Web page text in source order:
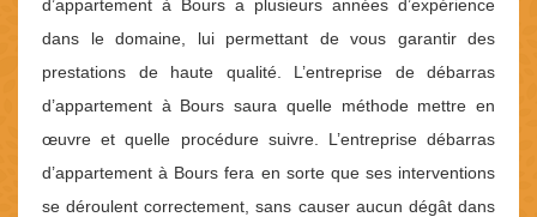
d’appartement à Bours a plusieurs années d’expérience
dans le domaine, lui permettant de vous garantir des
prestations de haute qualité. L’entreprise de débarras
d’appartement à Bours saura quelle méthode mettre en
œuvre et quelle procédure suivre. L’entreprise débarras
d’appartement à Bours fera en sorte que ses interventions
se déroulent correctement, sans causer aucun dégât dans